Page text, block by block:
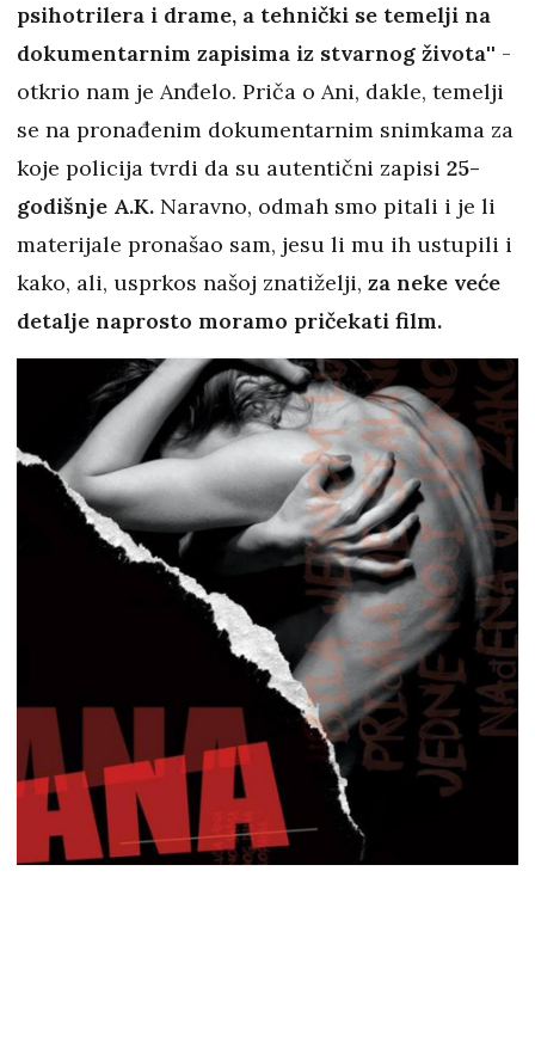
psihotrilera i drame, a tehnički se temelji na
dokumentarnim zapisima iz stvarnog života'' -
otkrio nam je Anđelo. Priča o Ani, dakle, temelji
se na pronađenim dokumentarnim snimkama za
koje policija tvrdi da su autentični zapisi 25-
godišnje A.K. Naravno, odmah smo pitali i je li
materijale pronašao sam, jesu li mu ih ustupili i
kako, ali, usprkos našoj znatiželji, za neke veće
detalje naprosto moramo pričekati film.